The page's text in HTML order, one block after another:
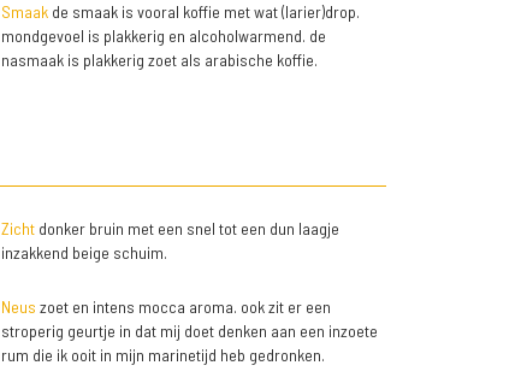
Smaakde smaak is vooral koffie met wat (larier)drop.
mondgevoel is plakkerig en alcoholwarmend. de
nasmaak is plakkerig zoet als arabische koffie.
Zichtdonker bruin met een snel tot een dun laagje
inzakkend beige schuim.
Neus zoet en intens mocca aroma. ook zit er een
stroperig geurtje in dat mij doet denken aan een inzoete
rum die ik ooit in mijn marinetijd heb gedronken.